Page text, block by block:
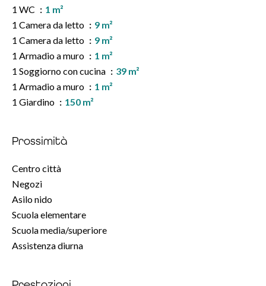
1 WC
1 m²
1 Camera da letto
9 m²
1 Camera da letto
9 m²
1 Armadio a muro
1 m²
1 Soggiorno con cucina
39 m²
1 Armadio a muro
1 m²
1 Giardino
150 m²
Prossimità
Centro città
Negozi
Asilo nido
Scuola elementare
Scuola media/superiore
Assistenza diurna